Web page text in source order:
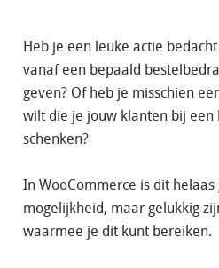
Heb je een leuke actie
vanaf een bepaald
geven? Of heb je misschien
wilt die je jouw klanten bij een
schenken?
In WooCommerce is dit
mogelijkheid, maar gelukkig
waarmee je dit kunt bereiken.